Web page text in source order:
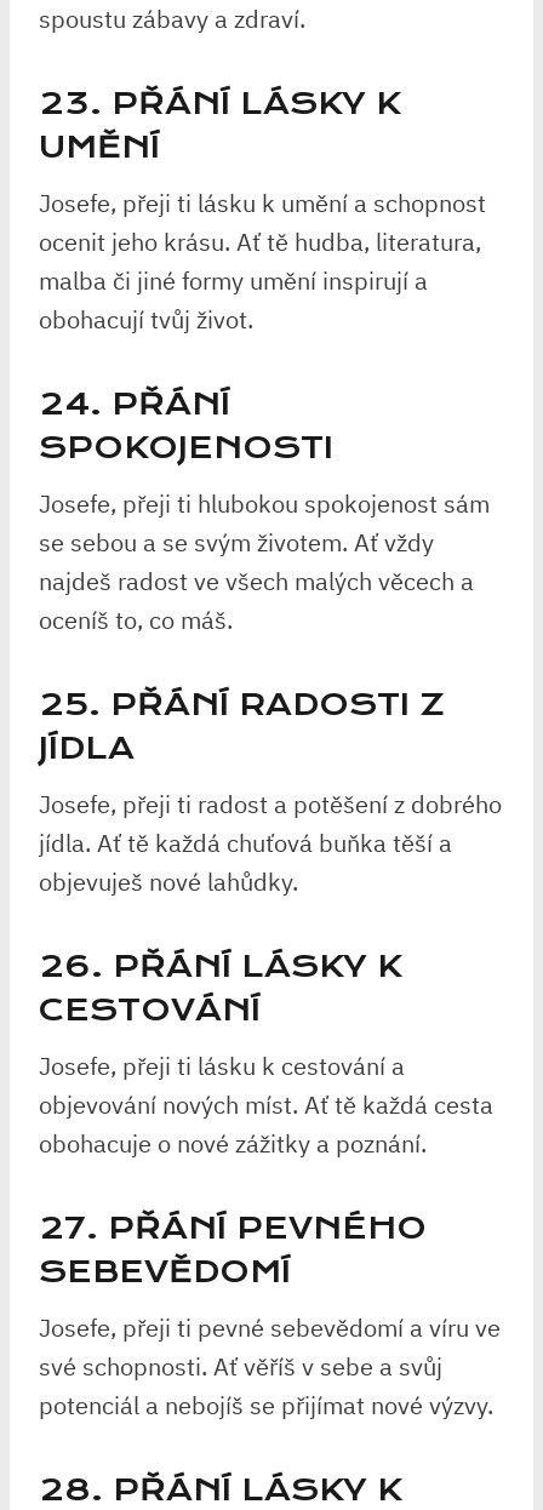
spoustu zábavy a zdraví.
23. PŘÁNÍ LÁSKY K
UMĚNÍ
Josefe, přeji ti lásku k umění a schopnost
ocenit jeho krásu. Ať tě hudba, literatura,
malba či jiné formy umění inspirují a
obohacují tvůj život.
24. PŘÁNÍ
SPOKOJENOSTI
Josefe, přeji ti hlubokou spokojenost sám
se sebou a se svým životem. Ať vždy
najdeš radost ve všech malých věcech a
oceníš to, co máš.
25. PŘÁNÍ RADOSTI Z
JÍDLA
Josefe, přeji ti radost a potěšení z dobrého
jídla. Ať tě každá chuťová buňka těší a
objevuješ nové lahůdky.
26. PŘÁNÍ LÁSKY K
CESTOVÁNÍ
Josefe, přeji ti lásku k cestování a
objevování nových míst. Ať tě každá cesta
obohacuje o nové zážitky a poznání.
27. PŘÁNÍ PEVNÉHO
SEBEVĚDOMÍ
Josefe, přeji ti pevné sebevědomí a víru ve
své schopnosti. Ať věříš v sebe a svůj
potenciál a nebojíš se přijímat nové výzvy.
28. PŘÁNÍ LÁSKY K